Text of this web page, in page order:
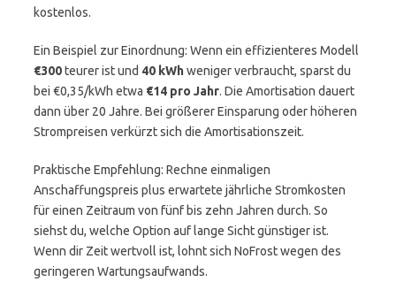
kostenlos.
Ein Beispiel zur Einordnung: Wenn ein effizienteres Modell
€300teurer ist und 40 kWhweniger verbraucht, sparst du
bei €0,35/kWh etwa €14 pro Jahr. Die Amortisation dauert
dann über 20 Jahre. Bei größerer Einsparung oder höheren
Strompreisen verkürzt sich die Amortisationszeit.
Praktische Empfehlung: Rechne einmaligen
Anschaffungspreis plus erwartete jährliche Stromkosten
für einen Zeitraum von fünf bis zehn Jahren durch. So
siehst du, welche Option auf lange Sicht günstiger ist.
Wenn dir Zeit wertvoll ist, lohnt sich NoFrost wegen des
geringeren Wartungsaufwands.